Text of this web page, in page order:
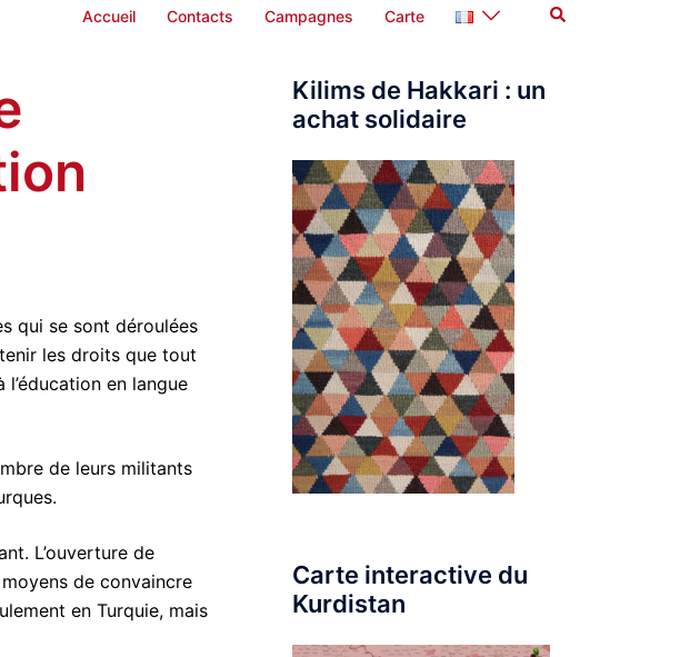
Accueil Contacts Campagnes Carte Rechercher
qui se sont déroulées
les droits que tout
en langue
de leurs militants
L’ouverture de
de convaincre
en Turquie, mais
Kilims de Hakkari : un
achat solidaire
Carte interactive du
Kurdistan